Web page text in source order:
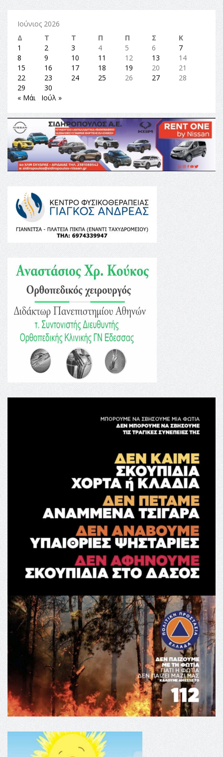
Ιούνιος 2026
Δ
Τ Τ Π Π Σ
Κ
1
2 3 4 5 6
7
8
9 10 11 12 13
14
15
16 17 18 19 20
21
22
23 24 25 26 27
28
29
30
« Μάι
Ιούλ »